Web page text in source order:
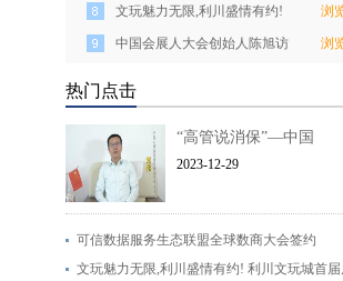
队蓄力备战
文玩魅力无限,利川盛情有约!
利川文玩城首
浏
中国会展人大会创始人陈旭访
浏
热门点击
“高管说消保”—中国
2023-12-29
可信数据服务生态联盟全球数商大会签约
文玩魅力无限,利川盛情有约! 利川文玩城首